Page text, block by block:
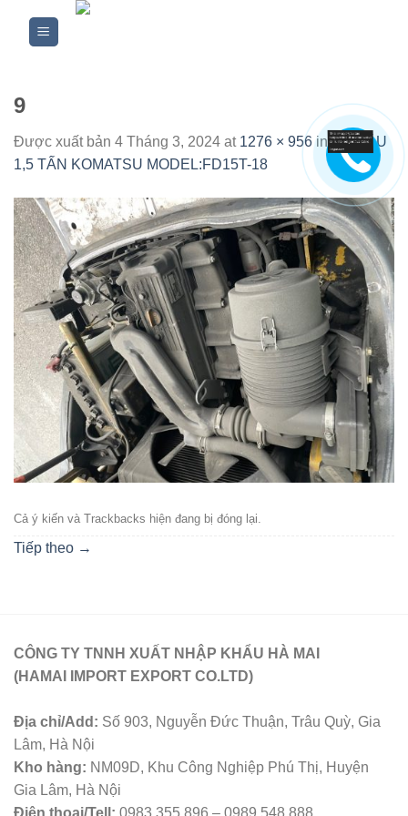
9
Được xuất bản 4 Tháng 3, 2024 at 1276 × 956inXE DẦU
1,5 TẤN KOMATSU MODEL:FD15T-18
Cả ý kiến ​​và Trackbacks hiện đang bị đóng lại.
Tiếp theo →
CÔNG TY TNNH XUẤT NHẬP KHẨU HÀ MAI
(HAMAI IMPORT EXPORT CO.LTD)
Địa chỉ/Add: Số 903, Nguyễn Đức Thuận, Trâu Quỳ, Gia
Lâm, Hà Nội
Kho hàng: NM09D, Khu Công Nghiệp Phú Thị, Huyện
Gia Lâm, Hà Nội